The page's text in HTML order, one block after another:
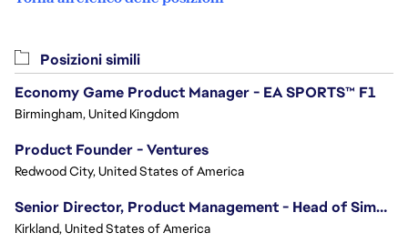
Posizioni simili
Economy Game Product Manager - EA SPORTS™ F1
Birmingham, United Kingdom
Product Founder - Ventures
Redwood City, United States of America
Senior Director, Product Management - Head of Sims Marketplace
Kirkland, United States of America